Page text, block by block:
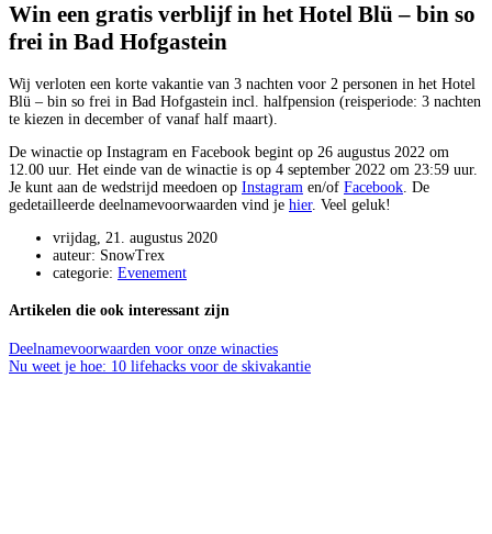
Win een gratis verblijf in het Hotel Blü – bin so
frei in Bad Hofgastein
Wij verloten een korte vakantie van 3 nachten voor 2 personen in het Hotel
Blü – bin so frei in Bad Hofgastein incl. halfpension (reisperiode: 3 nachten
te kiezen in december of vanaf half maart).
De winactie op Instagram en Facebook begint op 26 augustus 2022 om
12.00 uur. Het einde van de winactie is op 4 september 2022 om 23:59 uur.
Je kunt aan de wedstrijd meedoen op Instagram en/of Facebook . De
gedetailleerde deelnamevoorwaarden vind je hier. Veel geluk!
vrijdag, 21. augustus 2020
auteur: SnowTrex
categorie: Evenement
Artikelen die ook interessant zijn
Deelnamevoorwaarden voor onze winacties
Nu weet je hoe: 10 lifehacks voor de skivakantie